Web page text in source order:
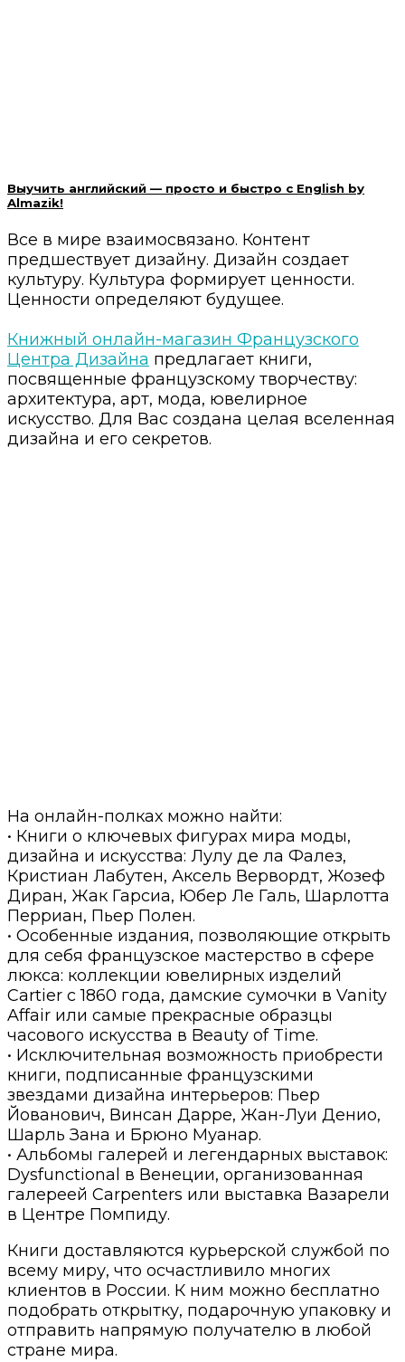
Выучить английский — просто и быстро с English by
Almazik!
Все в мире взаимосвязано. Контент
предшествует дизайну. Дизайн создает
культуру. Культура формирует ценности.
Ценности определяют будущее.
Книжный онлайн-магазин Французского
Центра Дизайна предлагает книги,
посвященные французскому творчеству:
архитектура, арт, мода, ювелирное
искусство. Для Вас создана целая вселенная
дизайна и его секретов.
На онлайн-полках можно найти:
• Книги о ключевых фигурах мира моды,
дизайна и искусства: Лулу де ла Фалез,
Кристиан Лабутен, Аксель Вервордт, Жозеф
Диран, Жак Гарсиа, Юбер Ле Галь, Шарлотта
Перриан, Пьер Полен.
• Особенные издания, позволяющие открыть
для себя французское мастерство в сфере
люкса: коллекции ювелирных изделий
Cartier с 1860 года, дамские сумочки в Vanity
Affair или самые прекрасные образцы
часового искусства в Beauty of Time.
• Исключительная возможность приобрести
книги, подписанные французскими
звездами дизайна интерьеров: Пьер
Йованович, Винсан Дарре, Жан-Луи Денио,
Шарль Зана и Брюно Муанар.
• Альбомы галерей и легендарных выставок:
Dysfunctional в Венеции, организованная
галереей Carpenters или выставка Вазарели
в Центре Помпиду.
Книги доставляются курьерской службой по
всему миру, что осчастливило многих
клиентов в России. К ним можно бесплатно
подобрать открытку, подарочную упаковку и
отправить напрямую получателю в любой
стране мира.